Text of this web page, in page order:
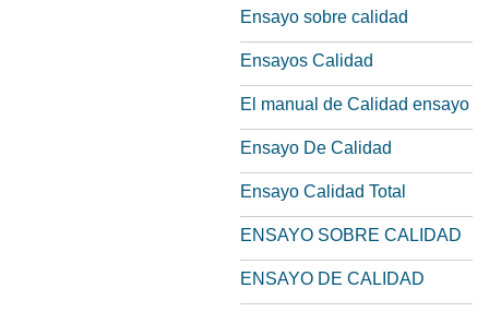
Ensayo sobre calidad
Ensayos Calidad
El manual de Calidad ensayo
Ensayo De Calidad
Ensayo Calidad Total
ENSAYO SOBRE CALIDAD
ENSAYO DE CALIDAD